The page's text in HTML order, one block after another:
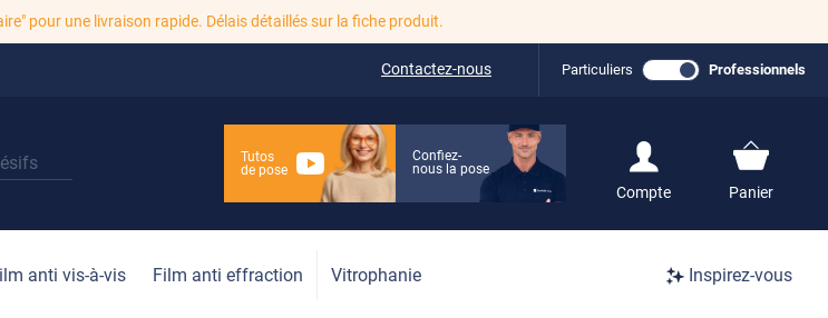
pour une livraison rapide. Délais détaillés sur la fiche produit.
Contactez-nous Particuliers Professionnels
Tutos
de pose
Confiez-
nous la pose
Compte
S'inscrire / Se
Panier
anti vis-à-vis Film anti effraction Vitrophanie Inspirez-vous